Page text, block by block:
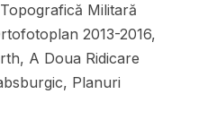
Militară
2013-2016,
A Doua Ridicare
Planuri